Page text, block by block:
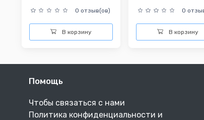
0 отзыв(ов)
В корзину
0
В корзину
Помощь
Чтобы связаться с нами
Политика конфиденциальности и